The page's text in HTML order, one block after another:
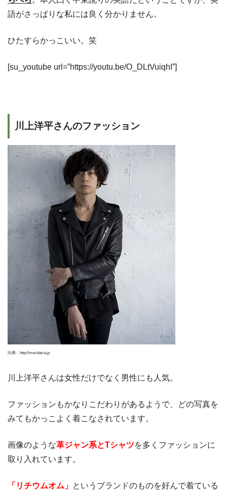
語がさっぱりな私には良く分かりません。
ひたすらかっこいい。笑
[su_youtube url=”https://youtu.be/O_DLtVuiqhI”]
川上洋平さんのファッション
出典：http://moridaira.jp
川上洋平さんは女性だけでなく男性にも人気。
ファッションもかなりこだわりがあるようで、どの写真を
みてもかっこよく着こなされています。
画像のような革ジャン系とTシャツを多くファッションに
取り入れています。
「リチウムオム」 というブランドのものを好んで着ている